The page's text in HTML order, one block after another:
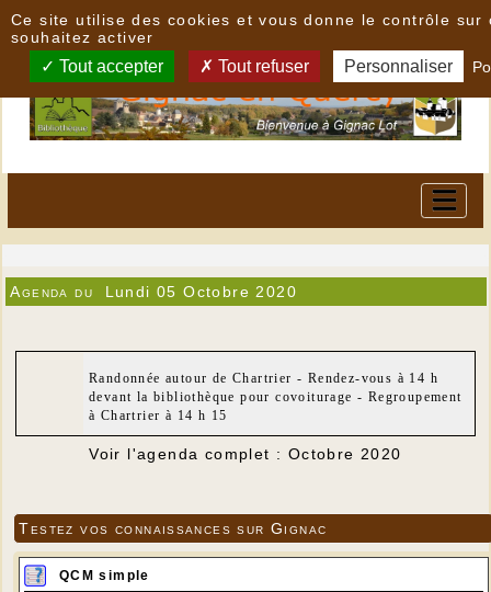
Agenda du Lundi 05 Octobre 2020
Randonnée autour de Chartrier - Rendez-vous à 14 h
devant la bibliothèque pour covoiturage - Regroupement
à Chartrier à 14 h 15
Voir l'agenda complet : Octobre 2020
Testez vos connaissances sur Gignac
QCM simple
Ce site utilise des cookies et vous donne le contrôle sur
souhaitez activer
Tout accepter Tout refuser Personnaliser